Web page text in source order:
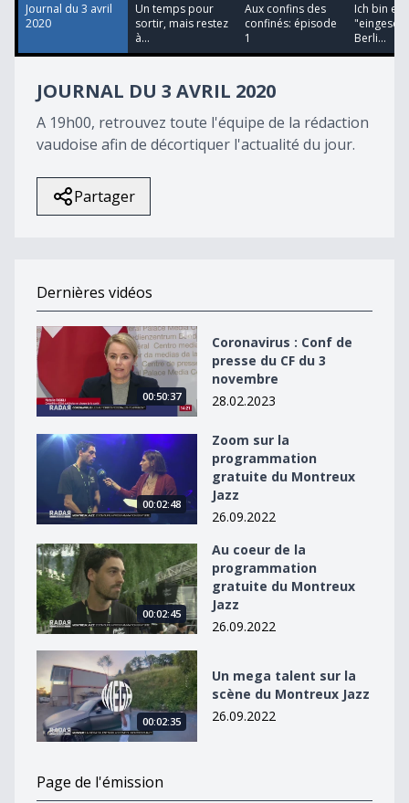
28
seconds
Journal du 3 avril
2020
Un temps pour
sortir, mais restez
à...
Aux confins des
confinés: épisode
1
Ich bin ein
Berli...
JOURNAL DU 3 AVRIL 2020
A 19h00, retrouvez toute l'équipe de la rédaction
vaudoise afin de décortiquer l'actualité du jour.
Partager
Dernières vidéos
Coronavirus : Conf de presse du CF du 3 novembre
00:50:37
Coronavirus : Conf de
presse du CF du 3
novembre
28.02.2023
Zoom sur la programmation gratuite du Montreux
00:02:48
Zoom sur la
programmation
gratuite du Montreux
Jazz
26.09.2022
Au coeur de la programmation gratuite du Montreux
00:02:45
Au coeur de la
programmation
gratuite du Montreux
Jazz
26.09.2022
Un mega talent sur la scène du Montreux Jazz
00:02:35
Un mega talent sur la
scène du Montreux Jazz
26.09.2022
Page de l'émission